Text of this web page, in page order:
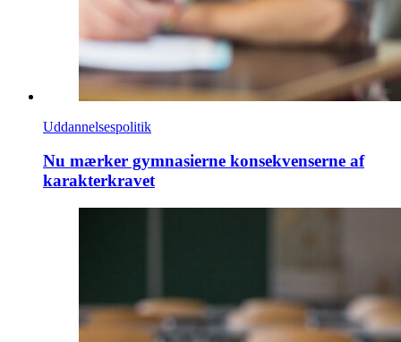
Uddannelsespolitik
Nu mærker gymnasierne konsekvenserne af
karakterkravet